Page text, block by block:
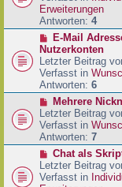
e
i
t
a
g
e
r
B
e
i
t
r
a
g
Erweiterungen
Antworten: 4
N
e
u
e
r
B
e
i
t
r
a
g
E-Mail
Nutzerkonten
Letzter Beitrag
Verfasst in
Antworten: 6
N
e
u
e
r
B
e
i
Mehrere
Letzter Beitrag
Verfasst in
Antworten: 7
N
e
u
Chat als
Letzter Beitrag
Verfasst in